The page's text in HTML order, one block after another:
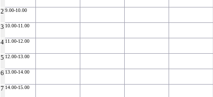
2 9.00-10.00
3 10.00-11.00
4 11.00-12.00
5 12.00-13.00
6 13.00-14.00
7 14.00-15.00